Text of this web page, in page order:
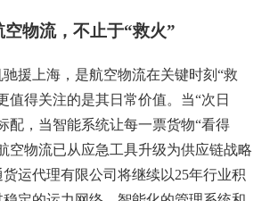
物流，不止于“救火”
援上海，是航空物流在关键时刻“救
值得关注的是其日常价值。当“次日
配，当智能系统让每一票货物“看得
空物流已从应急工具升级为供应链战略
运代理有限公司将继续以25年行业积